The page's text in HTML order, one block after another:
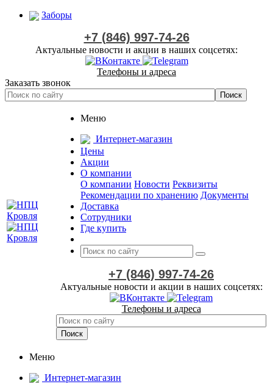
Заборы
+7 (846) 997-74-26
Актуальные новости и акции в наших соцсетях:
Телефоны и адреса
Заказать звонок
Меню
Интернет-магазин
Цены
Акции
О компании
О компании Новости Реквизиты
Рекомендации по хранению Документы
Доставка
Сотрудники
Где купить
+7 (846) 997-74-26
Актуальные новости и акции в наших соцсетях:
Телефоны и адреса
Меню
Интернет-магазин